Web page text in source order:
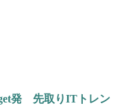
発 先取りITトレン